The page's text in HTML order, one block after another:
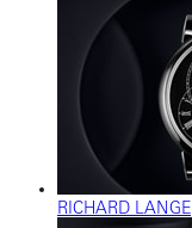
RICHARD LANGE